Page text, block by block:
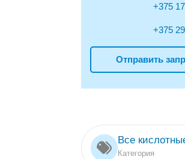
+375
+375
Отправить
Все
Категория